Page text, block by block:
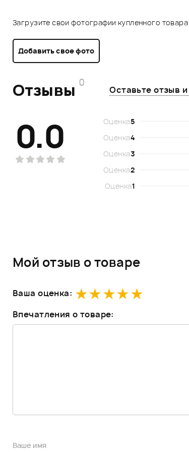
Загрузите свои фотографии купленного
Добавить свое фото
Отзывы 0
Оставьте отзыв
0.0 Оценка5
Оценка4
Оценка3
Оценка2
Оценка1
Мой отзыв о товаре
Ваша оценка:
Впечатления о товаре: